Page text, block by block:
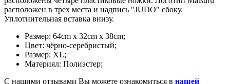
расположен в трех места и надпись "JUDO" сбоку.
Уплотнительная вставка внизу.
Размер: 64cm x 32cm x 38cm;
Цвет: чёрно-серебристый;
Размер: XL;
Материял: Полиэстер;
С нашими отзывами Вы можете ознакомиться в нашей